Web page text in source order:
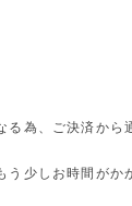
る為、ご決済から
う少しお時間がか